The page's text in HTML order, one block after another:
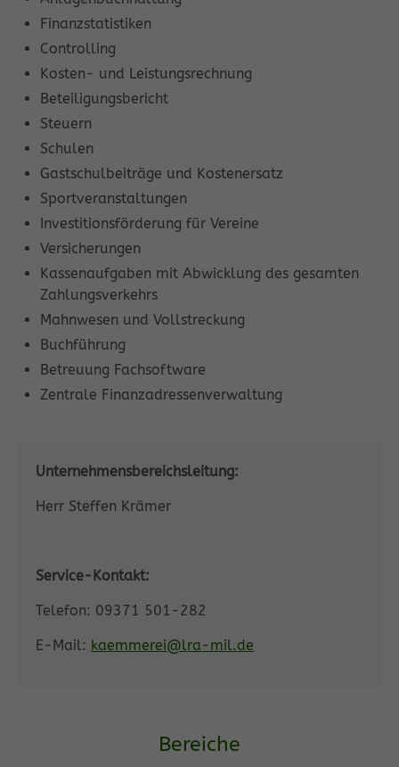
Finanzstatistiken
Controlling
Kosten- und Leistungsrechnung
Beteiligungsbericht
Steuern
Schulen
Gastschulbeiträge und Kostenersatz
Sportveranstaltungen
Investitionsförderung für Vereine
Versicherungen
Kassenaufgaben mit Abwicklung des gesamten
Zahlungsverkehrs
Mahnwesen und Vollstreckung
Buchführung
Betreuung Fachsoftware
Zentrale Finanzadressenverwaltung
Unternehmensbereichsleitung:
Herr Steffen Krämer
Service-Kontakt:
Telefon: 09371 501-282
E-Mail: kaemmerei@lra-mil.de
Bereiche